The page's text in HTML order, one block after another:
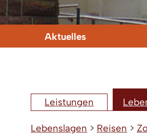
Aktuelles
Leistungen
Lebenslagen > Reisen >